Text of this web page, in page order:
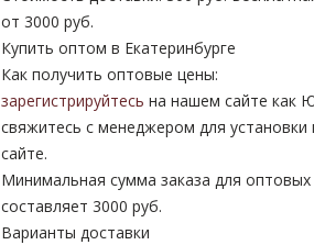
от 3000 руб.
Купить оптом в Екатеринбурге
Как получить оптовые цены:
зарегистрируйтесь на нашем сайте как
свяжитесь с менеджером для установки
сайте.
Минимальная сумма заказа для оптовых
составляет 3000 руб.
Варианты доставки